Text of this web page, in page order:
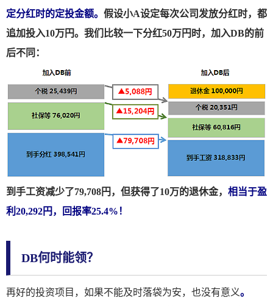
定分红时的定投金额。 假设小A设定每次公司发放分红时，都
追加投入10万円。我们比较一下分红50万円时，加入DB的前
后不同：
到手工资减少了79,708円，但获得了10万的退休金， 相当于盈
利20,292円，回报率25.4%！
DB何时能领？
再好的投资项目，如果不能及时落袋为安，也没有意义。